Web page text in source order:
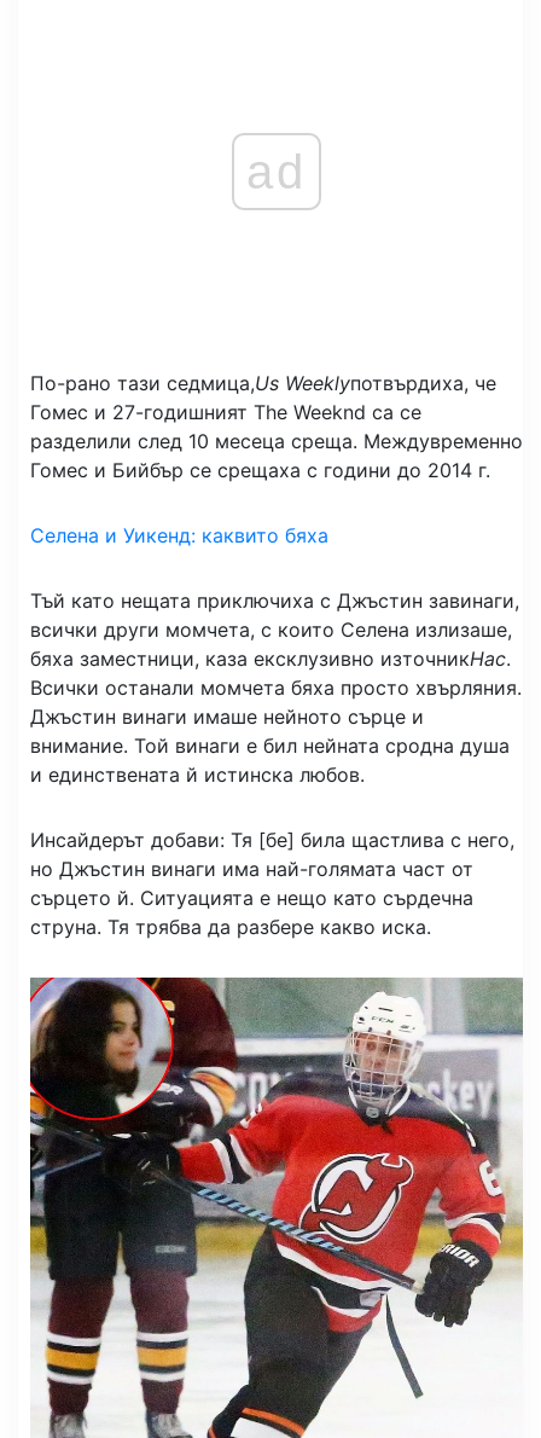
ad
По-рано тази седмица,Us Weeklyпотвърдиха, че
Гомес и 27-годишният The Weeknd са се
разделили след 10 месеца среща. Междувременно
Гомес и Бийбър се срещаха с години до 2014 г.
Селена и Уикенд: каквито бяха
Тъй като нещата приключиха с Джъстин завинаги,
всички други момчета, с които Селена излизаше,
бяха заместници, каза ексклузивно източникНас.
Всички останали момчета бяха просто хвърляния.
Джъстин винаги имаше нейното сърце и
внимание. Той винаги е бил нейната сродна душа
и единствената й истинска любов.
Инсайдерът добави: Тя [бе] била щастлива с него,
но Джъстин винаги има най-голямата част от
сърцето й. Ситуацията е нещо като сърдечна
струна. Тя трябва да разбере какво иска.